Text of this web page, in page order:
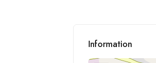
Information